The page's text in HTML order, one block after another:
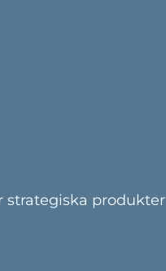
strategiska produkter